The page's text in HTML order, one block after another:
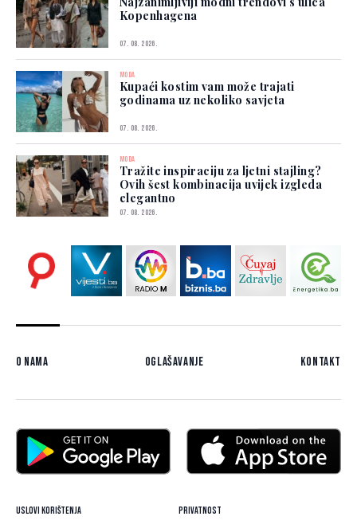
Kopenhagena
07. 08. 2026.
MODA
Kupaći kostim vam može trajati
godinama uz nekoliko savjeta
07. 08. 2026.
MODA
Tražite inspiraciju za ljetni stajling?
Ovih šest kombinacija uvijek izgleda
elegantno
07. 08. 2026.
O nama Oglašavanje Kontakt
Uslovi korištenja Privatnost